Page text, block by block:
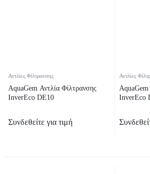
Αντλίες Φίλτρανσης
AquaGem Αντλία Φίλτρανσης
InverEco DE10
Συνδεθείτε για τιμή
Αντλίες
AquaGem
InverEco